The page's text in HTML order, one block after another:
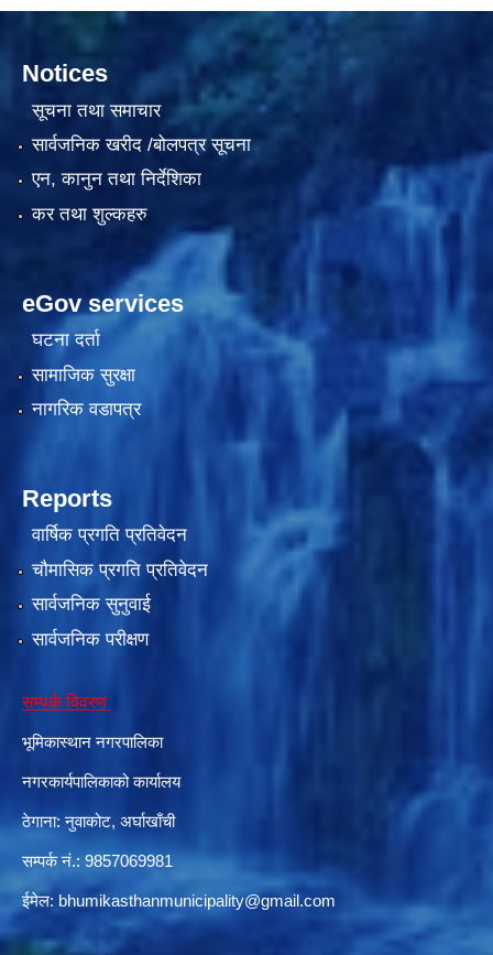
Notices
सूचना तथा समाचार
सार्वजनिक खरीद /बोलपत्र सूचना
एन, कानुन तथा निर्देशिका
कर तथा शुल्कहरु
eGov services
घटना दर्ता
सामाजिक सुरक्षा
नागरिक वडापत्र
Reports
वार्षिक प्रगति प्रतिवेदन
चौमासिक प्रगति प्रतिवेदन
सार्वजनिक सुनुवाई
सार्वजनिक परीक्षण
सम्पर्क विवरण
भूमिकास्थान नगरपालिका
नगरकार्यपालिकाको कार्यालय
ठेगाना: नुवाकोट, अर्घाखाँची
सम्पर्क नं.: 9857069981
ईमेल: bhumikasthanmunicipality@gmail.com